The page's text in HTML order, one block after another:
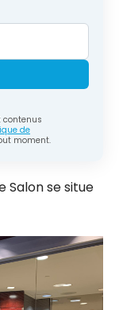
contenus
de
moment.
Salon se situe